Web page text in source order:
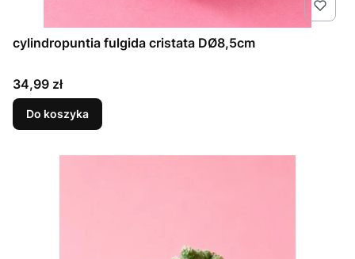
cylindropuntia fulgida cristata DØ8,5cm
Cena
34,99 zł
Do koszyka